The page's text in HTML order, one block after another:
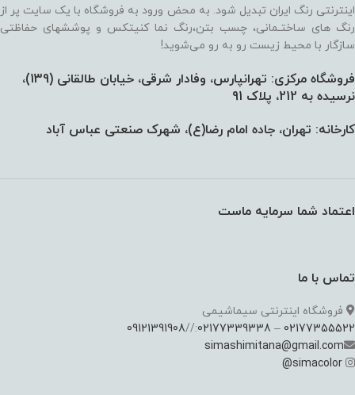
اینترنتی رنگ ایران تبدیل شود. به محض ورود به فروشگاه با یک سایت پر از
رنگ های ساختـمانی، چسب بتن،‌رنگ نما کنیتکس و پوششهای حفاظتی
سازگار با محیط زیست رو به رو می‌شوید!
فروشگاه مرکزی: تهرانپارس، وفادار شرقی، خیابان طالقانی (139)،‌
نرسیده به 212، پلاک 91
کارخانه: تهران، جاده امام رضا(ع)، شهرک صنعتی عباس آباد
اعتماد شما سرمایه ماست
تماس با ما
فروشگاه اینترنتی سیماشیمی
02177355522
–
02177339338
://
09121391908
simashimitana@gmail.com
simacolor
@